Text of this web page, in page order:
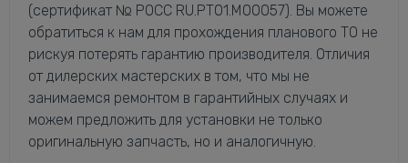
(сертификат № РОСС RU.РТ01.М00057). Вы можете
обратиться к нам для прохождения планового ТО не
рискуя потерять гарантию производителя. Отличия
от дилерских мастерских в том, что мы не
занимаемся ремонтом в гарантийных случаях и
можем предложить для установки не только
оригинальную запчасть, но и аналогичную.